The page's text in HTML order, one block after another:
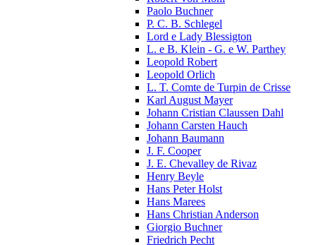
Paolo Buchner
P. C. B. Schlegel
Lord e Lady Blessigton
L. e B. Klein - G. e W. Parthey
Leopold Robert
Leopold Orlich
L. T. Comte de Turpin de Crisse
Karl August Mayer
Johann Cristian Claussen Dahl
Johann Carsten Hauch
Johann Baumann
J. F. Cooper
J. E. Chevalley de Rivaz
Henry Beyle
Hans Peter Holst
Hans Marees
Hans Christian Anderson
Giorgio Buchner
Friedrich Pecht